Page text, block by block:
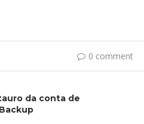
0 comment
da conta de